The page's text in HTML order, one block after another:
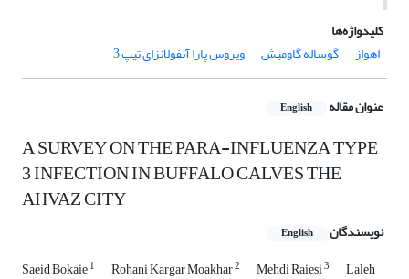
کلیدواژه‌ها
اهواز
گوساله گاومیش ویروس پارا آنفولانزای تیپ 3
عنوان مقاله English
A SURVEY ON THE PARA-INFLUENZA TYPE
3 INFECTION IN BUFFALO CALVES THE
AHVAZ CITY
نویسندگان English
Saeid Bokaie1 Rohani Kargar Moakhar2 Mehdi Raiesi3 Laleh